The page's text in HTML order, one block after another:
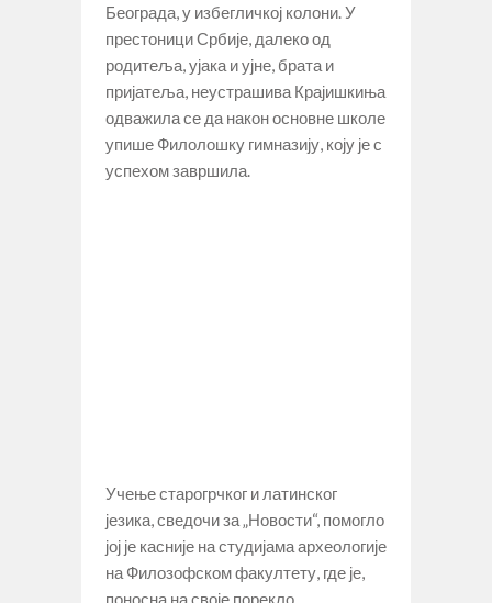
Београда, у избегличкој колони. У
престоници Србије, далеко од
родитеља, ујака и ујне, брата и
пријатеља, неустрашива Крајишкиња
одважила се да након основне школе
упише Филолошку гимназију, коју је с
успехом завршила.
Учење старогрчког и латинског
језика, сведочи за „Новости“, помогло
јој је касније на студијама археологије
на Филозофском факултету, где је,
поносна на своје порекло,